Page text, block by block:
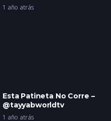
1 año atrás
Esta Patineta No Corre –
@tayyabworldtv
1 año atrás